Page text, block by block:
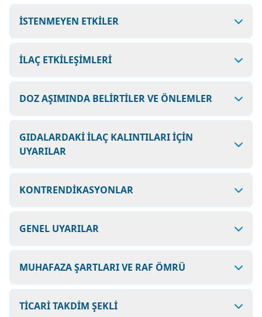
İSTENMEYEN ETKİLER
İLAÇ ETKİLEŞİMLERİ
DOZ AŞIMINDA BELİRTİLER VE ÖNLEMLER
GIDALARDAKİ İLAÇ KALINTILARI İÇİN
UYARILAR
KONTRENDİKASYONLAR
GENEL UYARILAR
MUHAFAZA ŞARTLARI VE RAF ÖMRÜ
TİCARİ TAKDİM ŞEKLİ